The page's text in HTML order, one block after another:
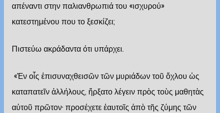
απέναντι στην παλιανθρωπιά του «ισχυρού»
κατεστημένου που το ξεσκίζει;
Πιστεύω ακράδαντα ότι υπάρχει.
«Ἐν οἷς ἐπισυναχθεισῶν τῶν μυριάδων τοῦ ὄχλου ὡς
καταπατεῖν ἀλλήλους, ἤρξατο λέγειν πρὸς τοὺς μαθητὰς
αὐτοῦ πρῶτον· προσέχετε ἑαυτοῖς ἀπὸ τῆς ζύμης τῶν